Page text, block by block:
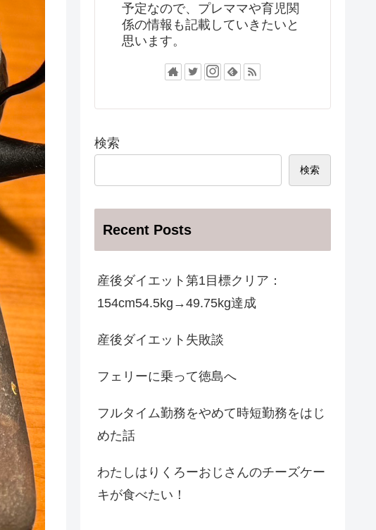
予定なので、プレママや育児関
係の情報も記載していきたいと
思います。
検索
検索
Recent Posts
産後ダイエット第1目標クリア：
154cm54.5kg→49.75kg達成
産後ダイエット失敗談
フェリーに乗って徳島へ
フルタイム勤務をやめて時短勤務をはじ
めた話
わたしはりくろーおじさんのチーズケー
キが食べたい！